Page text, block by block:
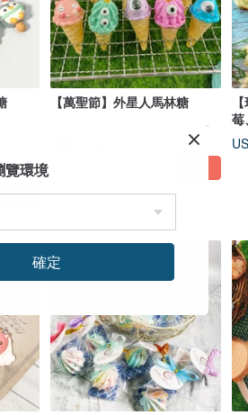
【萬聖節】外星人馬林糖
莓
覽環境
確定